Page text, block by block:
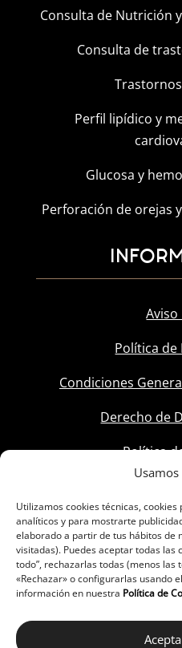
Utilizamos cookies técnicas,
analíticos y para mostrarte
elaborado a partir de tus hábitos de
visitadas). Puedes aceptar todas las
todo”, rechazarlas todas (menos las
«Rechazar» o configurarlas usando
información en nuestra Política de
Consulta de Nutrición
Consulta de
Perfil lipídico y
Glucosa y
Perforación de orejas
Aviso
Política de
Condiciones
Derecho de
Política